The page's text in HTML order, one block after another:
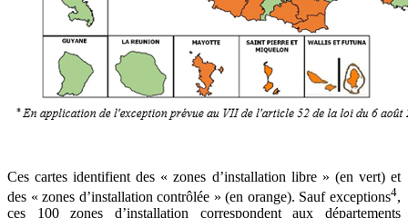
Ces cartes identifient des « zones d’installation libre » (en vert) et
des « zones d’installation contrôlée » (en orange). Sauf exceptions4,
ces 100 zones d’installation correspondent aux départements